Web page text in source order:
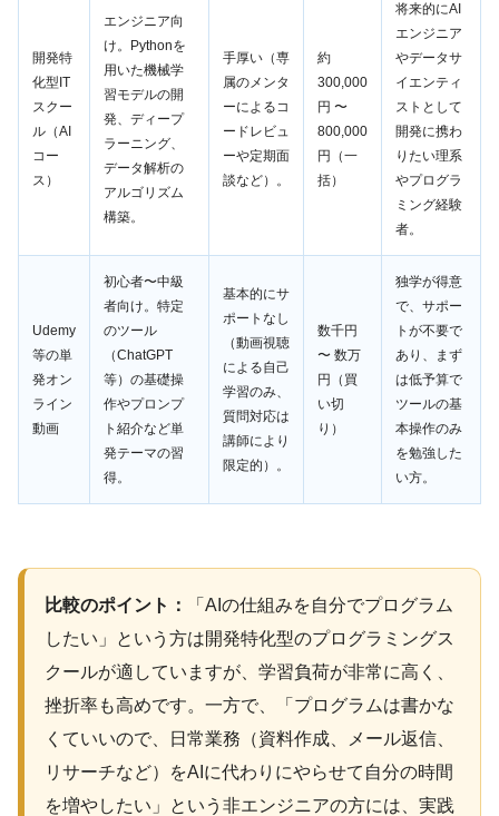
開発特
化型IT
スクー
ル（AI
コー
ス）
エンジニア向
け。Pythonを
用いた機械学
習モデルの開
発、ディープ
ラーニング、
データ解析の
アルゴリズム
構築。
手厚い（専
属のメンタ
ーによるコ
ードレビュ
ーや定期面
談など）。
約
300,000
円 〜
800,000
円（一
括）
将来的にAI
エンジニア
やデータサ
イエンティ
ストとして
開発に携わ
りたい理系
やプログラ
ミング経験
者。
Udemy
等の単
発オン
ライン
動画
初心者〜中級
者向け。特定
のツール
（ChatGPT
等）の基礎操
作やプロンプ
ト紹介など単
発テーマの習
得。
基本的にサ
ポートなし
（動画視聴
による自己
学習のみ、
質問対応は
講師により
限定的）。
数千円
〜 数万
円（買
い切
り）
独学が得意
で、サポー
トが不要で
あり、まず
は低予算で
ツールの基
本操作のみ
を勉強した
い方。
比較のポイント：
「AIの仕組みを自分でプログラム
したい」という方は開発特化型のプログラミングス
クールが適していますが、学習負荷が非常に高く、
挫折率も高めです。一方で、「プログラムは書かな
くていいので、日常業務（資料作成、メール返信、
リサーチなど）をAIに代わりにやらせて自分の時間
を増やしたい」という非エンジニアの方には、実践